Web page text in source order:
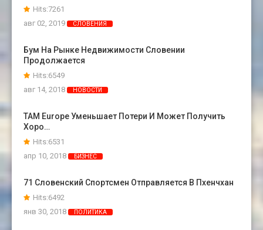
Hits:7261
авг 02, 2019
СЛОВЕНИЯ
Бум На Рынке Недвижимости Словении
Продолжается
Hits:6549
авг 14, 2018
НОВОСТИ
TAM Europe Уменьшает Потери И Может Получить
Хоро…
Hits:6531
апр 10, 2018
БИЗНЕС
71 Словенский Спортсмен Отправляется В Пхенчхан
Hits:6492
янв 30, 2018
ПОЛИТИКА